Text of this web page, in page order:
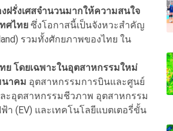
รั่งเศสจำนวนมากให้ความสนใจ
ศไทย ซึ่งโอกาสนี้เป็นจังหวะสำคัญ
รวมทั้งศักยภาพของไทย ใน
ย โดยเฉพาะในอุตสาหกรรมใหม่
นาคม อุตสาหกรรมการบินและศูนย์
ะอุตสาหกรรมชีวภาพ อุตสาหกรรม
(EV) และเทคโนโลยีแบตเตอรี่ขั้น